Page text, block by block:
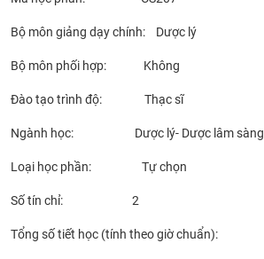
Bộ môn giảng dạy chính: Dược lý
Bộ môn phối hợp: Không
Đào tạo trình độ: Thạc sĩ
Ngành học: Dược lý- Dược lâm sàng
Loại học phần: Tự chọn
Số tín chỉ: 2
Tổng số tiết học (tính theo giờ chuẩn):